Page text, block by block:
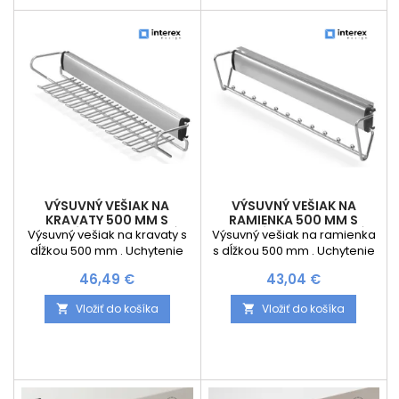
VÝSUVNÝ VEŠIAK NA
KRAVATY 500 MM S
TLMENÍM / STRIEBORNÁ
Výsuvný vešiak na kravaty s
dĺžkou 500 mm . Uchytenie
Cena
46,49 €
 Vložiť do košíka
VÝSUVNÝ VEŠIAK NA
RAMIENKA 500 MM S
TLMENÍM / STRIEBORNÁ
Výsuvný vešiak na ramienka
s dĺžkou 500 mm . Uchytenie
Cena
43,04 €
 Vložiť do košíka